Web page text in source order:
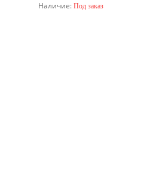
По запросу
Наличие: Под заказ